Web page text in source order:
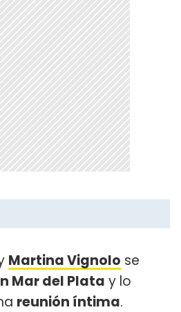
Martina Vignolo se
Mar del Plata y lo
reunión íntima.